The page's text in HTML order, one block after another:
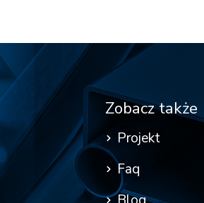
Zobacz także
Projekt
Faq